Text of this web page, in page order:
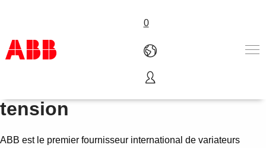
0
Produits & Services
Industries
A propos
Variateurs CA moyenne
tension
ABB est le premier fournisseur international de variateurs